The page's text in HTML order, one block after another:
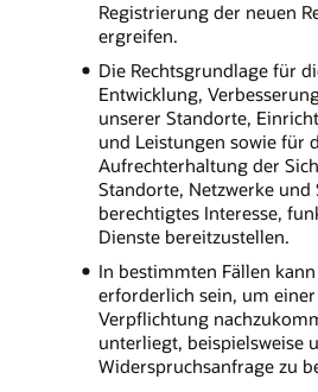
Registrierung der neuen
ergreifen.
Die Rechtsgrundlage für
Entwicklung,
unserer Standorte,
und Leistungen sowie für
Aufrechterhaltung der
Standorte, Netzwerke und
berechtigtes Interesse,
Dienste bereitzustellen.
In bestimmten Fällen
erforderlich sein, um
Verpflichtung
unterliegt, beispielsweise
Widerspruchsanfrage zu